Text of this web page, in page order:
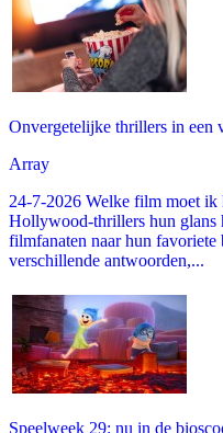
Onvergetelijke thrillers in een
Array
24-7-2026 Welke film moet
Hollywood-thrillers hun glans
filmfanaten naar hun
verschillende antwoorden,...
Speelweek 29: nu in de